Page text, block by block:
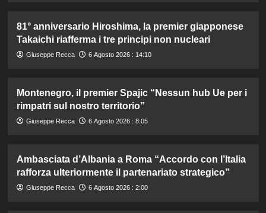
81° anniversario Hiroshima, la premier giapponese
Takaichi riafferma i tre principi non nucleari
Giuseppe Recca 6 Agosto 2026 : 14:10
Montenegro, il premier Spajic “Nessun hub Ue per i
rimpatri sul nostro territorio”
Giuseppe Recca 6 Agosto 2026 : 8:05
Ambasciata d’Albania a Roma “Accordo con l’Italia
rafforza ulteriormente il partenariato strategico”
Giuseppe Recca 6 Agosto 2026 : 2:00